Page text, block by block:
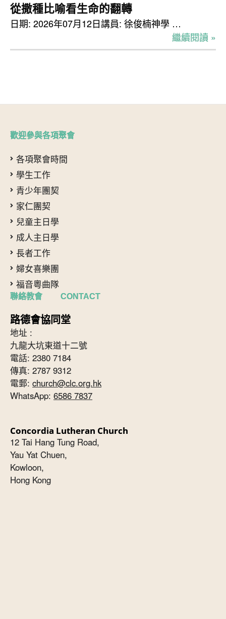
從撒種比喻看生命的翻轉
日期: 2026年07月12日講員: 徐俊楠神學 …
繼續閱讀 »
歡迎參與各項聚會
各項聚會時間
學生工作
青少年團契
家仁團契
兒童主日學
成人主日學
長者工作
婦女喜樂團
福音粵曲隊
聯絡教會 CONTACT
路德會協同堂
地址 :
九龍大坑東道十二號
電話: 2380 7184
傳真: 2787 9312
電郵: church@clc.org.hk
WhatsApp: 6586 7837
Concordia Lutheran Church
12 Tai Hang Tung Road,
Yau Yat Chuen,
Kowloon,
Hong Kong